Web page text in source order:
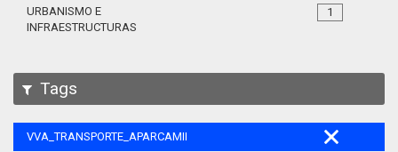
1
URBANISMO E
INFRAESTRUCTURAS
Tags
VVA_TRANSPORTE_APARCAMIENTO_MOTOS_105